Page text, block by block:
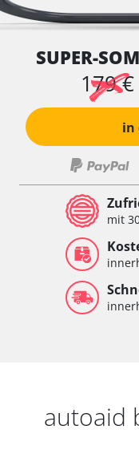
SUPER-
179 €
in
mit
autoaid